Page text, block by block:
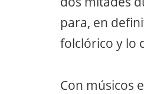
para, en
folclórico y lo
Con músicos